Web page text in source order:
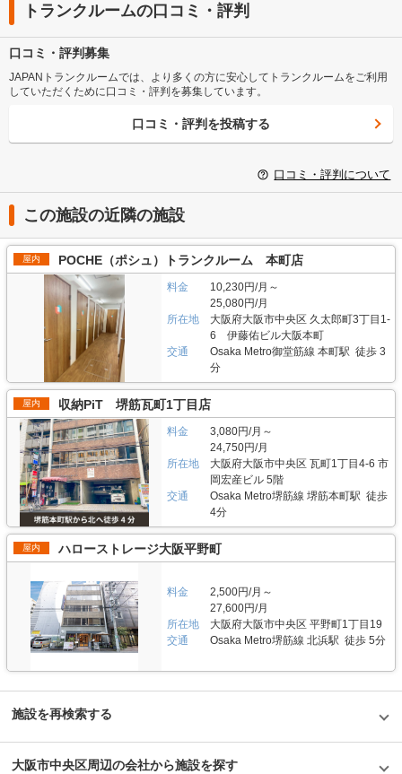
トランクルームの口コミ・評判
口コミ・評判募集
JAPANトランクルームでは、より多くの方に安心してトランクルームをご利用
していただくために口コミ・評判を募集しています。
口コミ・評判を投稿する
口コミ・評判について
この施設の近隣の施設
屋内 POCHE（ポシュ）トランクルーム 本町店
料金
10,230円/月～
25,080円/月
所在地
大阪府大阪市中央区 久太郎町3丁目1-
6 伊藤佑ビル大阪本町
交通
Osaka Metro御堂筋線 本町駅 徒歩 3
分
屋内 収納PiT 堺筋瓦町1丁目店
料金
3,080円/月～
24,750円/月
所在地
大阪府大阪市中央区 瓦町1丁目4-6 市
岡宏産ビル 5階
交通
Osaka Metro堺筋線 堺筋本町駅 徒歩
4分
屋内 ハローストレージ大阪平野町
料金
2,500円/月～
27,600円/月
所在地
大阪府大阪市中央区 平野町1丁目19
交通
Osaka Metro堺筋線 北浜駅 徒歩 5分
施設を再検索する
大阪市中央区周辺の会社から施設を探す